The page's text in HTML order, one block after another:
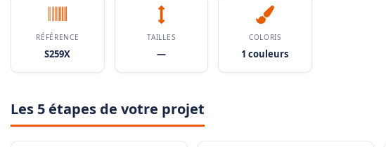
RÉFÉRENCE
S259X
TAILLES
—
COLORIS
1 couleurs
Les 5 étapes de votre projet